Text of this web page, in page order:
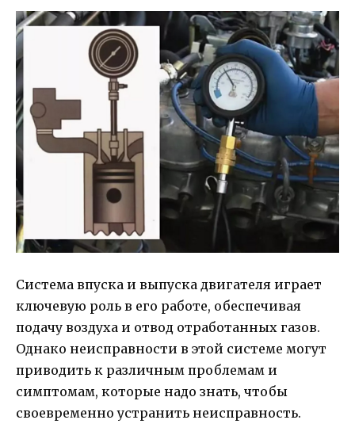
Система впуска и выпуска двигателя играет
ключевую роль в его работе, обеспечивая
подачу воздуха и отвод отработанных газов.
Однако неисправности в этой системе могут
приводить к различным проблемам и
симптомам, которые надо знать, чтобы
своевременно устранить неисправность.